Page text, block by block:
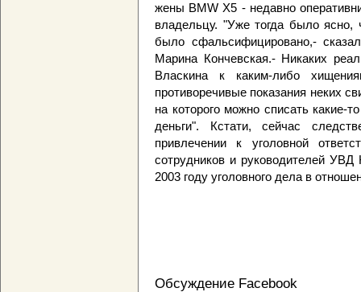
жены BMW X5 - недавно
владельцу. "Уже тогда было ясно,
было сфальсифицировано,-
Марина Кончевская.- Никаких
Власкина к каким-либо
противоречивые показания неких
на которого можно списать какие-
деньги". Кстати, сейчас
привлечении к уголовной
сотрудников и руководителей
2003 году уголовного дела в
Обсуждение Facebook